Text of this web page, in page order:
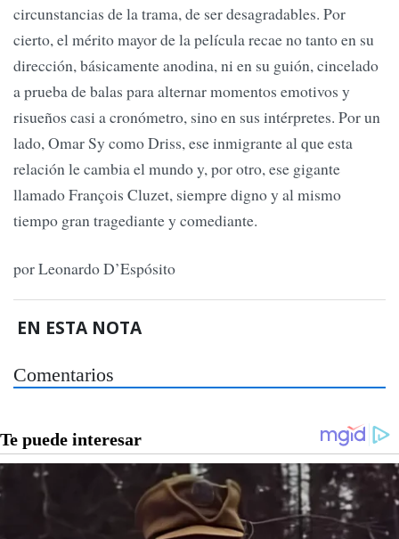
circunstancias de la trama, de ser desagradables. Por
cierto, el mérito mayor de la película recae no tanto en su
dirección, básicamente anodina, ni en su guión, cincelado
a prueba de balas para alternar momentos emotivos y
risueños casi a cronómetro, sino en sus intérpretes. Por un
lado, Omar Sy como Driss, ese inmigrante al que esta
relación le cambia el mundo y, por otro, ese gigante
llamado François Cluzet, siempre digno y al mismo
tiempo gran tragediante y comediante.
por Leonardo D’Espósito
EN ESTA NOTA
Comentarios